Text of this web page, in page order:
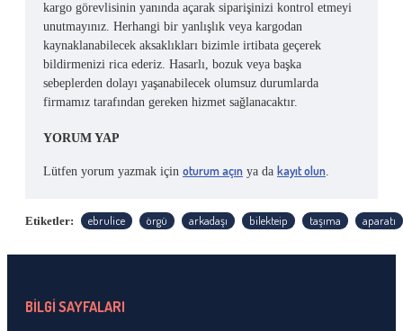
kargo görevlisinin yanında açarak siparişinizi kontrol etmeyi
unutmayınız. Herhangi bir yanlışlık veya kargodan
kaynaklanabilecek aksaklıkları bizimle irtibata geçerek
bildirmenizi rica ederiz. Hasarlı, bozuk veya başka
sebeplerden dolayı yaşanabilecek olumsuz durumlarda
firmamız tarafından gereken hizmet sağlanacaktır.
YORUM YAP
Lütfen yorum yazmak için oturum açın ya da kayıt olun
Etiketler: ebrulice örgü arkadaşı bilekteip taşıma aparatı
BİLGİ SAYFALARI